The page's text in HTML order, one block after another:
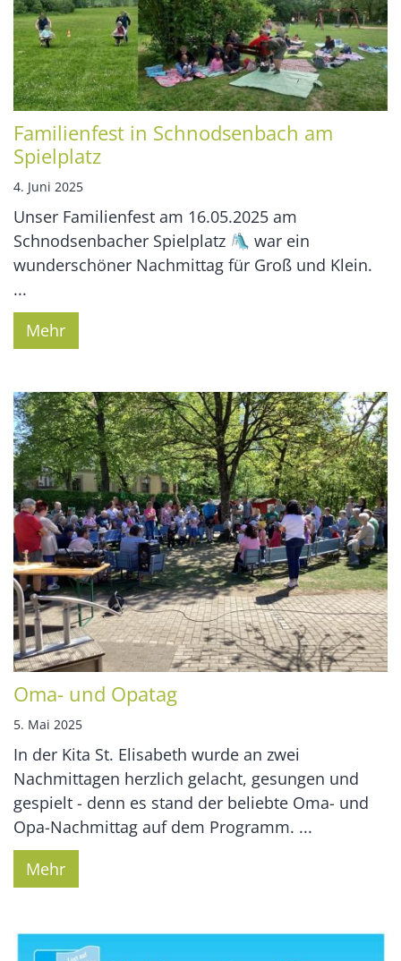
Familienfest in Schnodsenbach am
Spielplatz
4. Juni 2025
Unser Familienfest am 16.05.2025 am
Schnodsenbacher Spielplatz 🛝 war ein
wunderschöner Nachmittag für Groß und Klein.
...
Mehr
Oma- und Opatag
5. Mai 2025
In der Kita St. Elisabeth wurde an zwei
Nachmittagen herzlich gelacht, gesungen und
gespielt - denn es stand der beliebte Oma- und
Opa-Nachmittag auf dem Programm. ...
Mehr